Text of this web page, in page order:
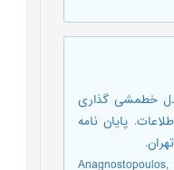
طراحی مدل خطمشی گذاری
پایان نامه